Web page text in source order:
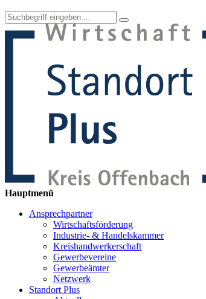
Hauptmenü
Ansprechpartner
Wirtschaftsförderung
Industrie- & Handelskammer
Kreishandwerkerschaft
Gewerbevereine
Gewerbeämter
Netzwerk
Standort Plus